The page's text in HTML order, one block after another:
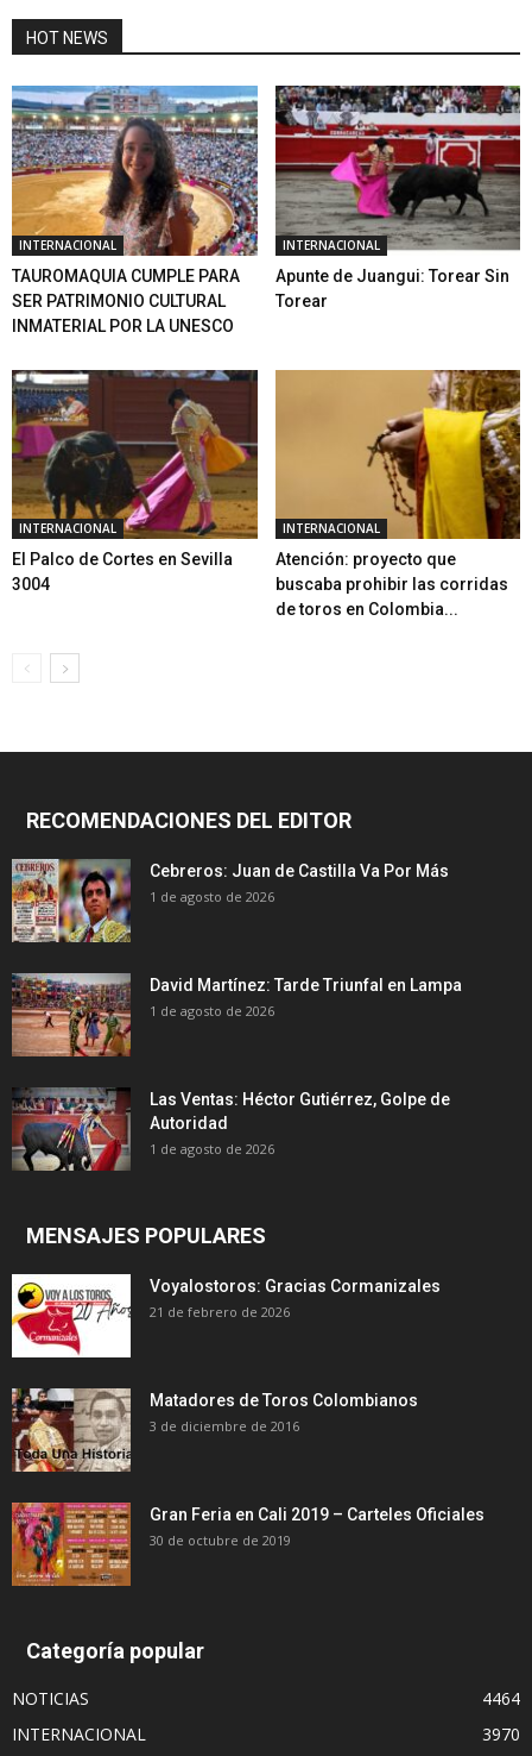
HOT NEWS
INTERNACIONAL
TAUROMAQUIA CUMPLE PARA
SER PATRIMONIO CULTURAL
INMATERIAL POR LA UNESCO
INTERNACIONAL
Apunte de Juangui: Torear Sin
Torear
INTERNACIONAL
El Palco de Cortes en Sevilla
3004
INTERNACIONAL
Atención: proyecto que
buscaba prohibir las corridas
de toros en Colombia...
RECOMENDACIONES DEL EDITOR
Cebreros: Juan de Castilla Va Por Más
1 de agosto de 2026
David Martínez: Tarde Triunfal en Lampa
1 de agosto de 2026
Las Ventas: Héctor Gutiérrez, Golpe de
Autoridad
1 de agosto de 2026
MENSAJES POPULARES
Voyalostoros: Gracias Cormanizales
21 de febrero de 2026
Matadores de Toros Colombianos
3 de diciembre de 2016
Gran Feria en Cali 2019 – Carteles Oficiales
30 de octubre de 2019
Categoría popular
NOTICIAS
4464
INTERNACIONAL
3970